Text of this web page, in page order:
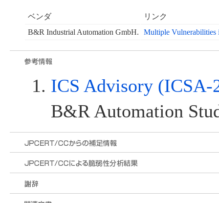
ベンダ
リンク
B&R Industrial Automation GmbH.
Multiple Vulnerabilities
ICS Advisory (ICSA-
B&R Automation